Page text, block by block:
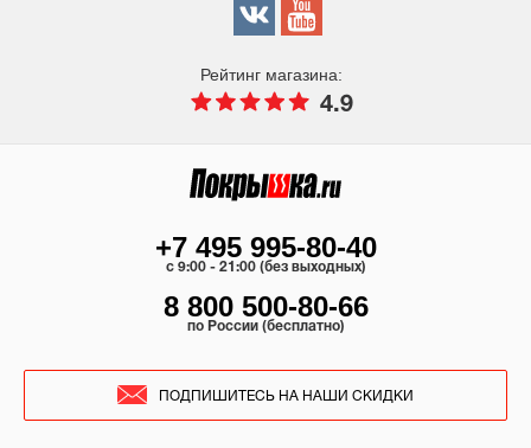
Рейтинг магазина:
4.9
+7 495 995-80-40
c 9:00 - 21:00 (без выходных)
8 800 500-80-66
по России (бесплатно)
ПОДПИШИТЕСЬ НА НАШИ СКИДКИ